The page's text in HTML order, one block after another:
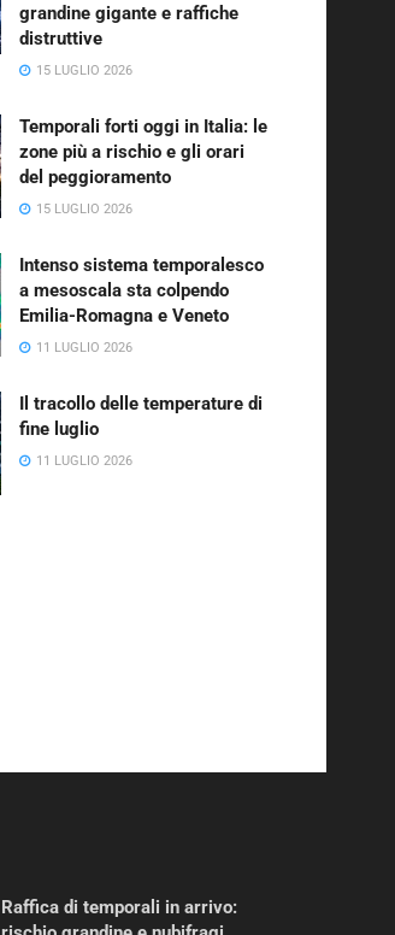
grandine gigante e raffiche
distruttive
15 LUGLIO 2026
Temporali forti oggi in Italia: le
zone più a rischio e gli orari
del peggioramento
15 LUGLIO 2026
Intenso sistema temporalesco
a mesoscala sta colpendo
Emilia-Romagna e Veneto
11 LUGLIO 2026
Il tracollo delle temperature di
fine luglio
11 LUGLIO 2026
Raffica di temporali in arrivo: